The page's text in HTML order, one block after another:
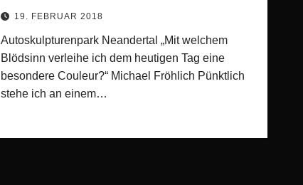
19. FEBRUAR 2018
Autoskulpturenpark Neandertal „Mit welchem
Blödsinn verleihe ich dem heutigen Tag eine
besondere Couleur?“ Michael Fröhlich Pünktlich
stehe ich an einem…